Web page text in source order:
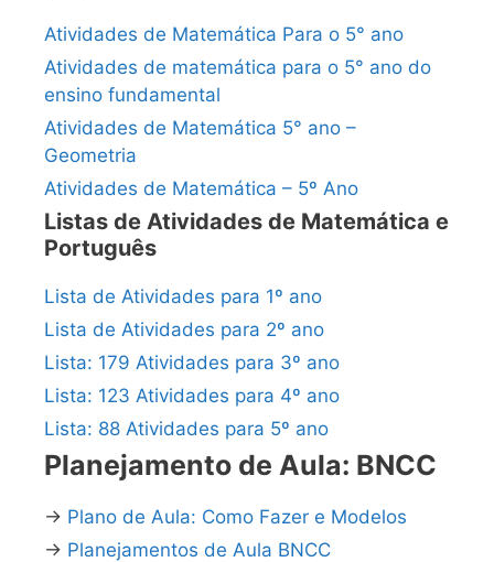
Atividades de Matemática Para o 5° ano
Atividades de matemática para o 5° ano do
ensino fundamental
Atividades de Matemática 5° ano –
Geometria
Atividades de Matemática – 5º Ano
Listas de Atividades de Matemática e
Português
Lista de Atividades para 1º ano
Lista de Atividades para 2º ano
Lista: 179 Atividades para 3º ano
Lista: 123 Atividades para 4º ano
Lista: 88 Atividades para 5º ano
Planejamento de Aula: BNCC
→ Plano de Aula: Como Fazer e Modelos
→ Planejamentos de Aula BNCC